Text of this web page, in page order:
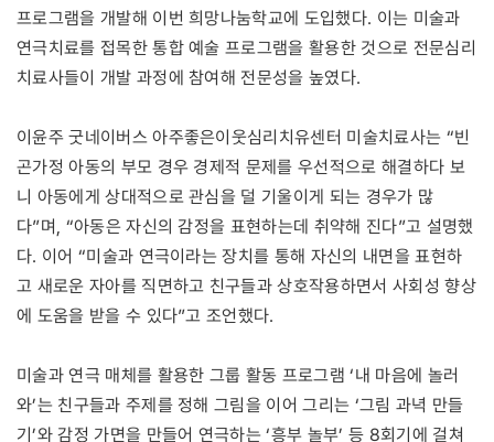
프로그램을 개발해 이번 희망나눔학교에 도입했다. 이는 미술과
연극치료를 접목한 통합 예술 프로그램을 활용한 것으로 전문심리
치료사들이 개발 과정에 참여해 전문성을 높였다.
이윤주 굿네이버스 아주좋은이웃심리치유센터 미술치료사는 “빈
곤가정 아동의 부모 경우 경제적 문제를 우선적으로 해결하다 보
니 아동에게 상대적으로 관심을 덜 기울이게 되는 경우가 많
다”며, “아동은 자신의 감정을 표현하는데 취약해 진다”고 설명했
다. 이어 “미술과 연극이라는 장치를 통해 자신의 내면을 표현하
고 새로운 자아를 직면하고 친구들과 상호작용하면서 사회성 향상
에 도움을 받을 수 있다”고 조언했다.
미술과 연극 매체를 활용한 그룹 활동 프로그램 ‘내 마음에 놀러
와’는 친구들과 주제를 정해 그림을 이어 그리는 ‘그림 과녁 만들
기’와 감정 가면을 만들어 연극하는 ‘흥부 놀부’ 등 8회기에 걸쳐